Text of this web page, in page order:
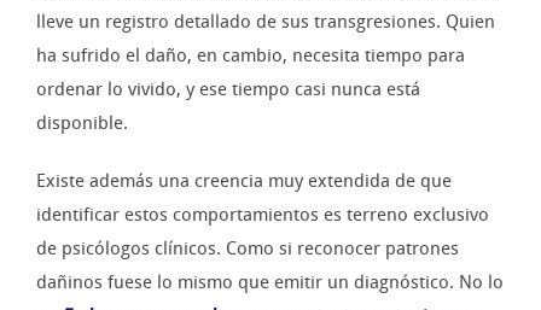
lleve un registro detallado de sus transgresiones. Quien
ha sufrido el daño, en cambio, necesita tiempo para
ordenar lo vivido, y ese tiempo casi nunca está
disponible.
Existe además una creencia muy extendida de que
identificar estos comportamientos es terreno exclusivo
de psicólogos clínicos. Como si reconocer patrones
dañinos fuese lo mismo que emitir un diagnóstico. No lo